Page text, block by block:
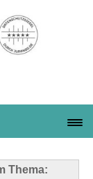
Thema: